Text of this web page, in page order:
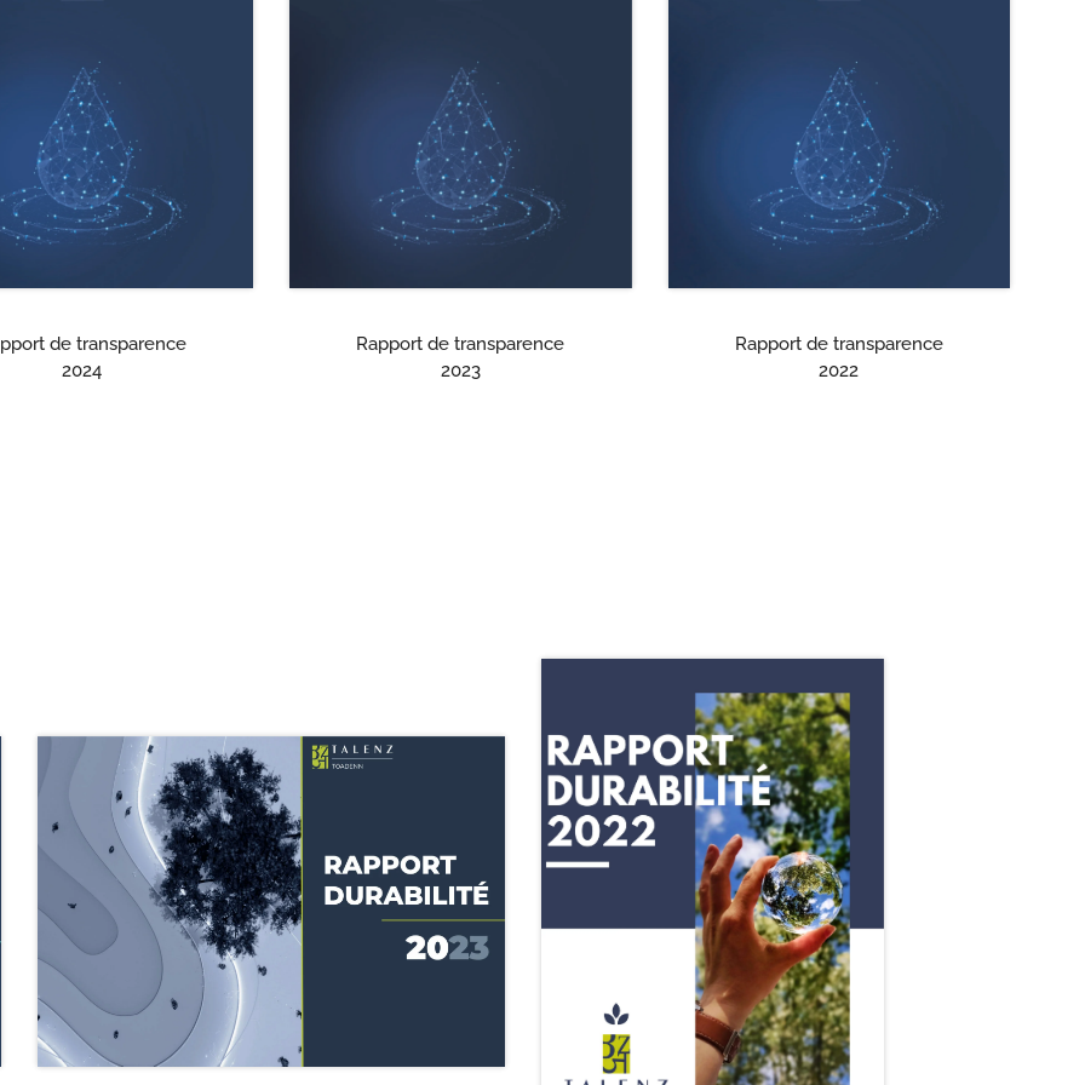
de transparence
2024
Rapport de transparence
2023
Rapport de transparence
2022